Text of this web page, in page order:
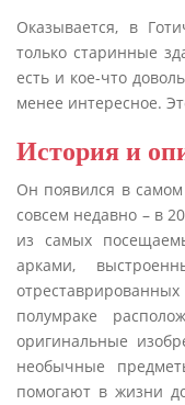
Оказывается, в
только старинные
есть и кое-что
менее интересное.
История и
Он появился в самом
совсем недавно – в
из самых
арками,
полумраке
оригинальные
необычные
помогают в жизни